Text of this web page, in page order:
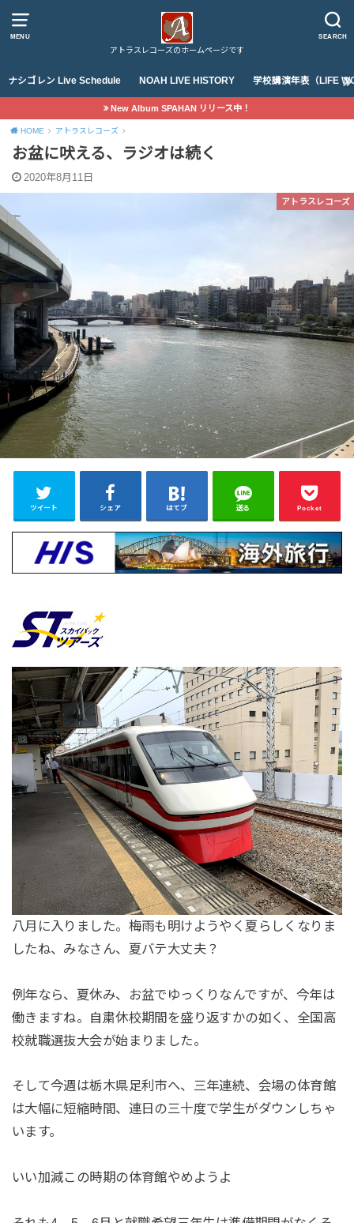
MENU SEARCH
アトラスレコーズのホームページです
ナシゴレン Live Schedule NOAH LIVE HISTORY 学校講演年表（LIFE
New Album SPAHAN リリース中！
HOME アトラスレコーズ
お盆に吠える、ラジオは続く
2020年8月11日
アトラスレコーズ
ツイート シェア はてブ 送る Pocket
八月に入りました。梅雨も明けようやく夏らしくなりま
したね、みなさん、夏バテ大丈夫？
例年なら、夏休み、お盆でゆっくりなんですが、今年は
働きますね。自粛休校期間を盛り返すかの如く、全国高
校就職選抜大会が始まりました。
そして今週は栃木県足利市へ、三年連続、会場の体育館
は大幅に短縮時間、連日の三十度で学生がダウンしちゃ
います。
いい加減この時期の体育館やめようよ